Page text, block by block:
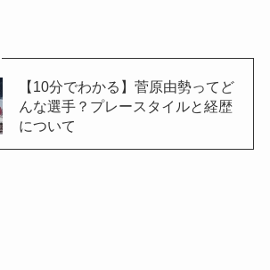
【10分でわかる】菅原由勢ってど
んな選手？プレースタイルと経歴
について